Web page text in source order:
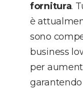
fornitura.
è
sono
business
per